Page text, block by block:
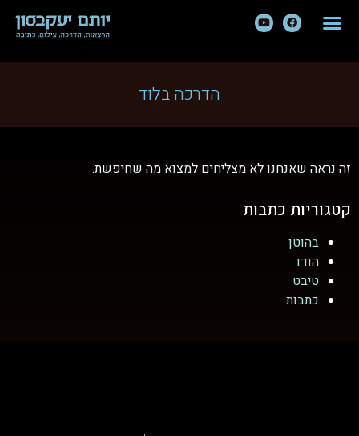
הדרכה בלוד
זה נראה שאנחנו לא מצליחים למצוא מה שחיפשת.
קטגוריות כתבות
בהוטן
הודו
טיבט
כתבות